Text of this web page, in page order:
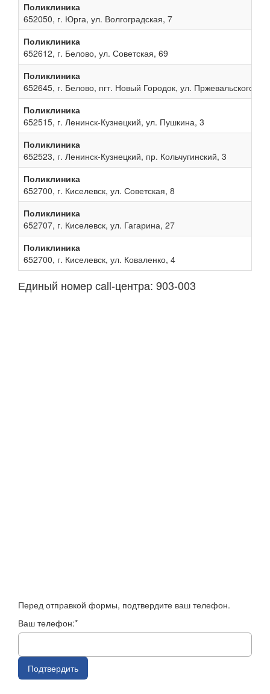
Поликлиника
652050, г. Юрга, ул. Волгоградская, 7
Поликлиника
652612, г. Белово, ул. Советская, 69
Поликлиника
652645, г. Белово, пгт. Новый Городок, ул. Пржевальского, 13
Поликлиника
652515, г. Ленинск-Кузнецкий, ул. Пушкина, 3
Поликлиника
652523, г. Ленинск-Кузнецкий, пр. Кольчугинский, 3
Поликлиника
652700, г. Киселевск, ул. Советская, 8
Поликлиника
652707, г. Киселевск, ул. Гагарина, 27
Поликлиника
652700, г. Киселевск, ул. Коваленко, 4
Единый номер сall-центра: 903-003
Перед отправкой формы, подтвердите ваш телефон.
Ваш телефон:*
Подтвердить